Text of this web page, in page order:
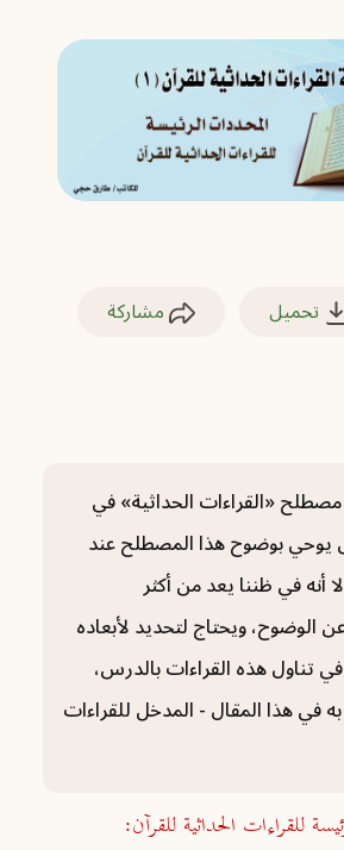
تحميل مشاركة
«القراءات الحداثية» في
يوحي بوضوح هذا المصطلح عند
أنه في ظننا يعد من أكثر
الوضوح، ويحتاج لتحديد لأبعاده
تناول هذه القراءات بالدرس،
في هذا المقال - المدخل للقراءات
للقراءات الحداثية للقرآن: